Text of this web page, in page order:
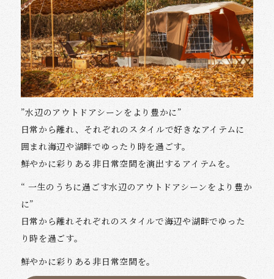
”水辺のアウトドアシーンをより豊かに”
日常から離れ、それぞれのスタイルで好きなアイテムに
囲まれ海辺や湖畔でゆったり時を過ごす。
鮮やかに彩りある非日常空間を演出するアイテムを。
“ 一生のうちに過ごす水辺のアウトドアシーンをより豊か
に”
日常から離れそれぞれのスタイルで海辺や湖畔でゆった
り時を過ごす。
鮮やかに彩りある非日常空間を。